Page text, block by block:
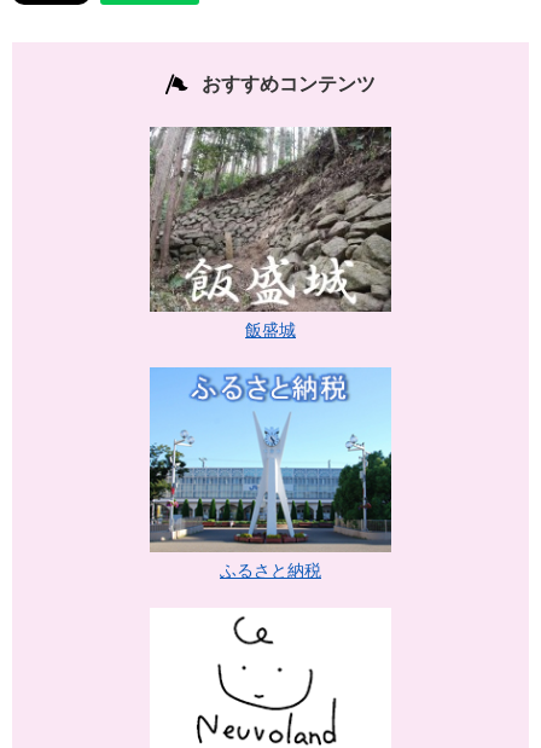
おすすめコンテンツ
飯盛城
ふるさと納税